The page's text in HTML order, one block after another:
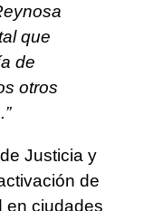
que
de
otros
Justicia y
de
en ciudades